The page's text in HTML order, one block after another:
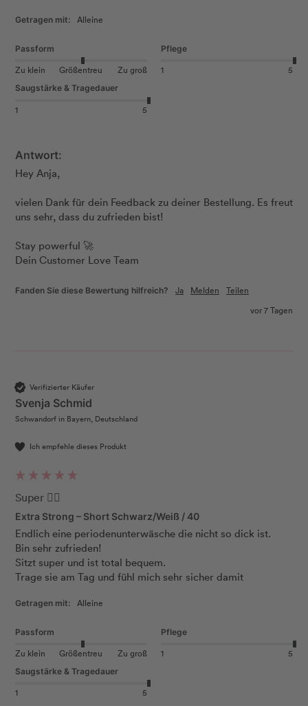
Getragen mit: Alleine
Passform
Zu klein Größentreu Zu groß
Pflege
1 5
Saugstärke & Tragedauer
1 5
Antwort:
Hey Anja,
vielen Dank für dein Feedback zu deiner Bestellung. Es freut
uns sehr, dass du zufrieden bist!
Stay powerful 🚀
Dein Customer Love Team
Fanden Sie diese Bewertung hilfreich? Ja Melden
Teilen
vor 7 Tagen
Verifizierter Käufer
Svenja Schmid
Schwandorf in Bayern, Deutschland
Ich empfehle dieses Produkt
Super 👍🏻
Extra Strong – Short Schwarz/Weiß / 40
Endlich eine periodenunterwäsche die nicht so dick ist.
Bin sehr zufrieden!
Sitzt super und ist total bequem.
Trage sie am Tag und fühl mich sehr sicher damit
Getragen mit: Alleine
Passform
Zu klein Größentreu Zu groß
Pflege
1 5
Saugstärke & Tragedauer
1 5